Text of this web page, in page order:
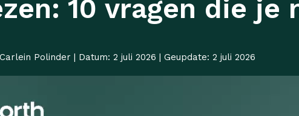
10 vragen die je
Polinder | Datum: 2 juli 2026 | Geupdate: 2 juli 2026